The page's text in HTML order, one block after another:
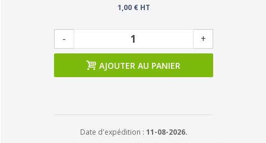
1,00 € HT
- +
AJOUTER AU PANIER
Date d'expédition : 11-08-2026.